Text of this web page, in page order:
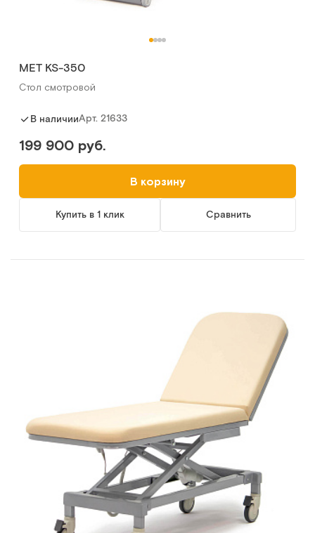
МЕТ KS-350
Стол смотровой
В наличииАрт. 21633
199 900 руб.
В корзину
Купить в 1 клик Сравнить